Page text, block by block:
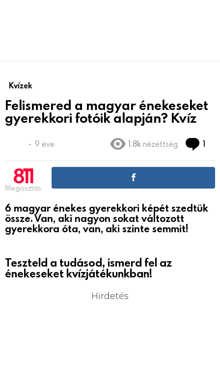
Kvízek
Felismered a magyar énekeseket
gyerekkori fotóik alapján? Kvíz
9 éve 1.8k nézettség 1
811
Megosztás
6 magyar énekes gyerekkori képét szedtük
össze. Van, aki nagyon sokat változott
gyerekkora óta, van, aki szinte semmit!
Teszteld a tudásod, ismerd fel az
énekeseket kvízjátékunkban!
Hirdetés